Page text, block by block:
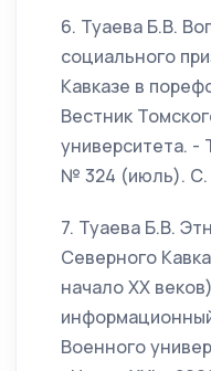
6. Туаева Б.В.
социального
Кавказе в
Вестник
университета. -
№ 324 (июль). С.
7. Туаева Б.В.
Северного
начало XX
Военного